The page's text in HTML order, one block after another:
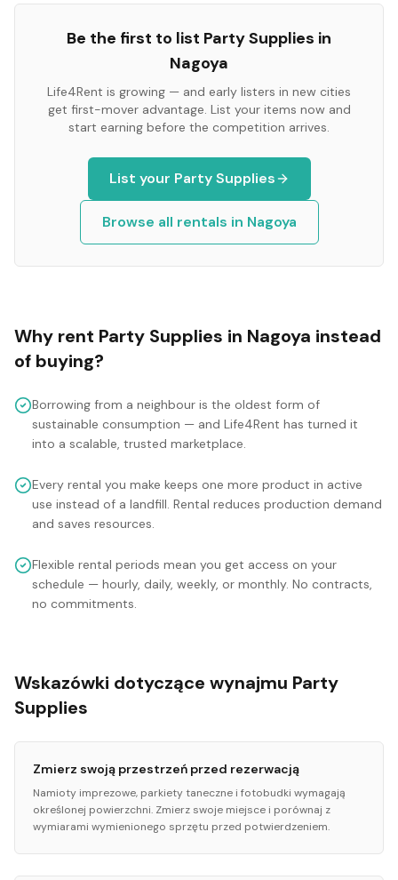
Be the first to list Party Supplies in
Nagoya
Life4Rent is growing — and early listers in new cities
get first-mover advantage. List your items now and
start earning before the competition arrives.
List your Party Supplies
Browse all rentals in Nagoya
Why rent Party Supplies in Nagoya instead
of buying?
Borrowing from a neighbour is the oldest form of
sustainable consumption — and Life4Rent has turned it
into a scalable, trusted marketplace.
Every rental you make keeps one more product in active
use instead of a landfill. Rental reduces production demand
and saves resources.
Flexible rental periods mean you get access on your
schedule — hourly, daily, weekly, or monthly. No contracts,
no commitments.
Wskazówki dotyczące wynajmu Party
Supplies
Zmierz swoją przestrzeń przed rezerwacją
Namioty imprezowe, parkiety taneczne i fotobudki wymagają
określonej powierzchni. Zmierz swoje miejsce i porównaj z
wymiarami wymienionego sprzętu przed potwierdzeniem.